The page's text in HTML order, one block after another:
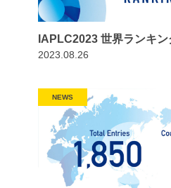
IAPLC2023 世界ランキン
2023.08.26
NEWS